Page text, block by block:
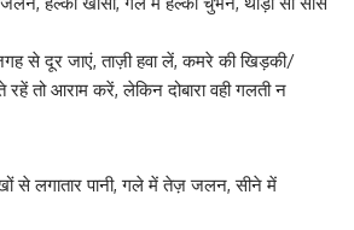
से दूर जाएं, ताज़ी हवा लें, कमरे की खिड़की/
तो आराम करें, लेकिन दोबारा वही गलती न
से लगातार पानी, गले में तेज़ जलन, सीने में